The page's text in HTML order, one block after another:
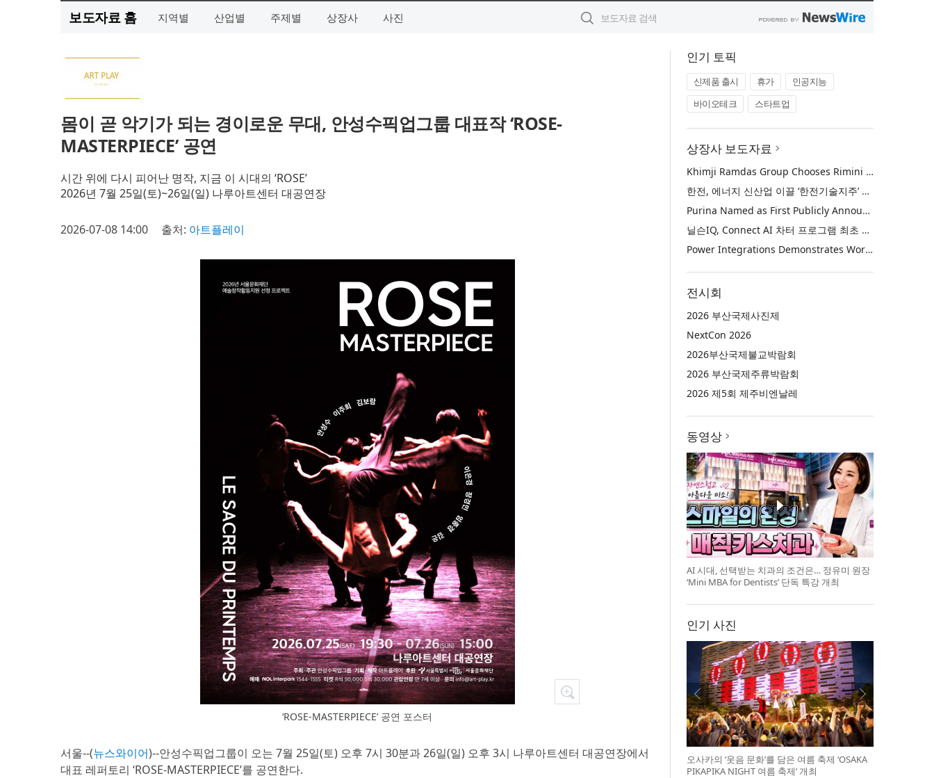
보도자료 홈 지역별 산업별 주제별 상장사 사진
몸이 곧 악기가 되는 경이로운 무대, 안성수픽업그룹 대표작 ‘ROSE-
MASTERPIECE’ 공연
시간 위에 다시 피어난 명작, 지금 이 시대의 ‘ROSE’
2026년 7월 25일(토)~26일(일) 나루아트센터 대공연장
2026-07-08 14:00 출처: 아트플레이
‘ROSE-MASTERPIECE’ 공연 포스터
서울--(뉴스와이어)--안성수픽업그룹이 오는 7월 25일(토) 오후 7시 30분과 26일(일) 오후 3시 나루아트센터 대공연장에서
대표 레퍼토리 ‘ROSE-MASTERPIECE’를 공연한다.
인기 토픽
신제품 출시 휴가
인공지능
바이오테크
스타트업
상장사 보도자료
Khimji Ramdas Group Chooses Rimini Street to Reduce SAP Support Costs, Protect 700+ Customizations and Reinvest Savings in Innovation
한전, 에너지 신산업 이끌 ‘한전기술지주’ 공식 출범
Purina Named as First Publicly Announced NIQ ConnectAI Charter Client
닐슨IQ, Connect AI 차터 프로그램 최초 고객사 ‘퓨리나’ 선정
Power Integrations Demonstrates World’s First 2200 V GaN Technology for Next-Era High-Voltage Power Systems
전시회
2026 부산국제사진제
NextCon 2026
2026부산국제불교박람회
2026 부산국제주류박람회
2026 제5회 제주비엔날레
동영상
AI 시대, 선택받는 치과의 조건은… 정유미 원장
‘Mini MBA for Dentists’ 단독 특강 개최
인기 사진
오사카의 ‘웃음 문화’를 담은 여름 축제 ‘OSAKA
PIKAPIKA NIGHT 여름 축제’ 개최